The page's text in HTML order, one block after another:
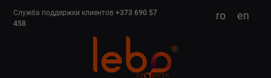
Служба поддержки клиентов+373 690 57
458
ro en